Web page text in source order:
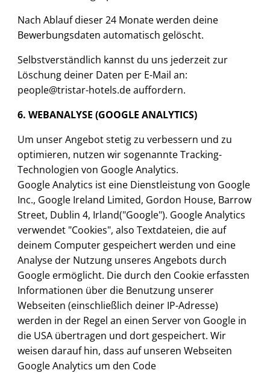
Nach Ablauf dieser 24 Monate werden deine
Bewerbungsdaten automatisch gelöscht.
Selbstverständlich kannst du uns jederzeit zur
Löschung deiner Daten per E-Mail an:
people@tristar-hotels.de auffordern.
6. WEBANALYSE (GOOGLE ANALYTICS)
Um unser Angebot stetig zu verbessern und zu
optimieren, nutzen wir sogenannte Tracking-
Technologien von Google Analytics.
Google Analytics ist eine Dienstleistung von Google
Inc., Google Ireland Limited, Gordon House, Barrow
Street, Dublin 4, Irland("Google"). Google Analytics
verwendet "Cookies", also Textdateien, die auf
deinem Computer gespeichert werden und eine
Analyse der Nutzung unseres Angebots durch
Google ermöglicht. Die durch den Cookie erfassten
Informationen über die Benutzung unserer
Webseiten (einschließlich deiner IP-Adresse)
werden in der Regel an einen Server von Google in
die USA übertragen und dort gespeichert. Wir
weisen darauf hin, dass auf unseren Webseiten
Google Analytics um den Code